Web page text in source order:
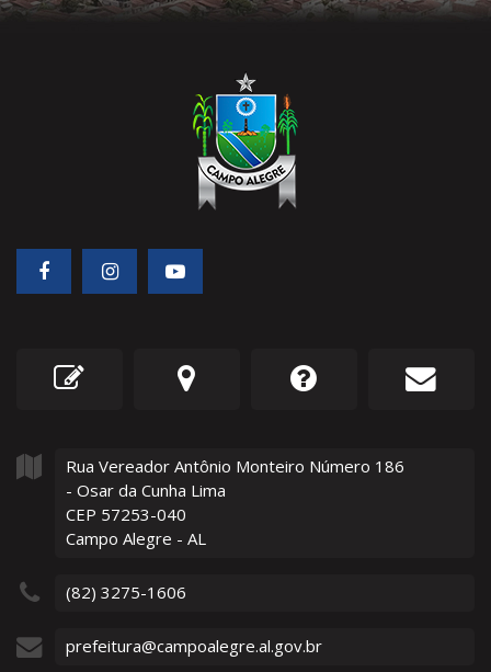
Rua Vereador Antônio Monteiro Número 186
- Osar da Cunha Lima
CEP 57253-040
Campo Alegre - AL
(82) 3275-1606
prefeitura@campoalegre.al.gov.br